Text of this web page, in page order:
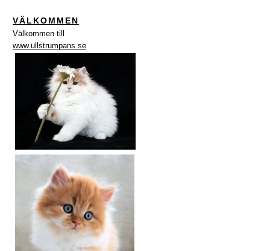
VÄLKOMMEN
Välkommen till
www.ullstrumpans.se